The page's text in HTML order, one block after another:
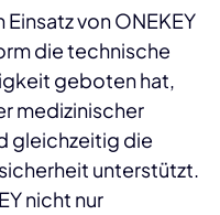
von ONEKEY
die technische
geboten hat,
medizinischer
gleichzeitig die
unterstützt.
nicht nur